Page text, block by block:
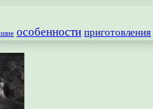
особенности приготовления